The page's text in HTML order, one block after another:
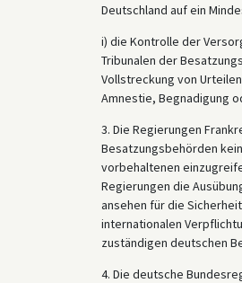
Deutschland auf ein
i) die Kontrolle der
Tribunalen der
Vollstreckung von
Amnestie, Begnadigung
3. Die Regierungen
Besatzungsbehörden
vorbehaltenen
Regierungen die
ansehen für die
internationalen
zuständigen deutschen
4. Die deutsche